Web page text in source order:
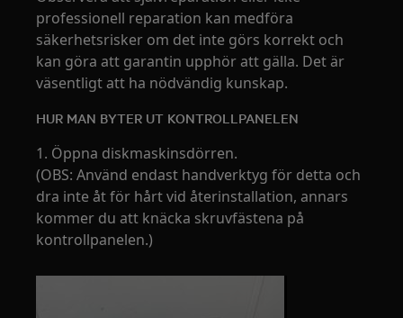
professionell reparation kan medföra
säkerhetsrisker om det inte görs korrekt och
kan göra att garantin upphör att gälla. Det är
väsentligt att ha nödvändig kunskap.
HUR MAN BYTER UT KONTROLLPANELEN
1. Öppna diskmaskinsdörren.
(OBS: Använd endast handverktyg för detta och
dra inte åt för hårt vid återinstallation, annars
kommer du att knäcka skruvfästena på
kontrollpanelen.)